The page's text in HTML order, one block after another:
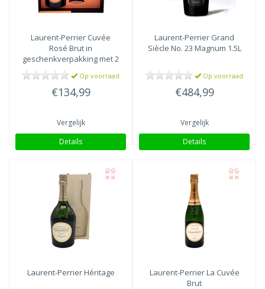
Laurent-Perrier Cuvée
Rosé Brut in
geschenkverpakking met 2
glazen
Op voorraad
€134,99
Vergelijk
Details
Laurent-Perrier Grand
Siècle No. 23 Magnum 1.5L
Op voorraad
€484,99
Vergelijk
Details
Laurent-PerrierHéritage Laurent-PerrierLa Cuvée
Brut